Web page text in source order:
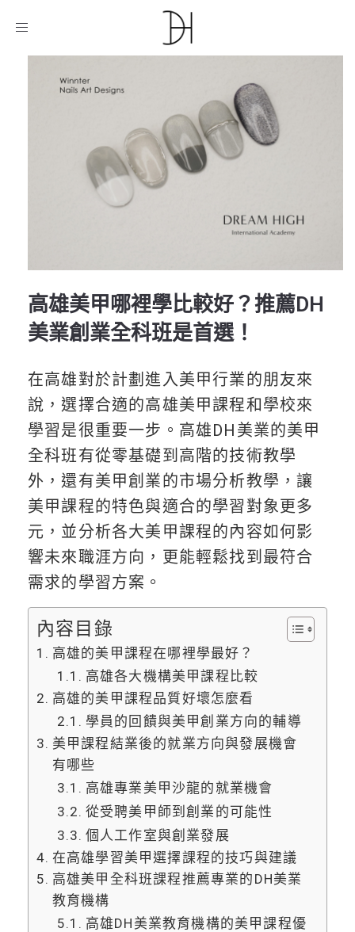
Toggle
課程介紹/
好？推薦DH美業創業全科班是首選！
高雄美甲哪裡學比較好？推薦DH
美業創業全科班是首選！
在高雄對於計劃進入美甲行業的朋友來
說，選擇合適的高雄美甲課程和學校來
學習是很重要一步。高雄DH美業的美甲
全科班有從零基礎到高階的技術教學
外，還有美甲創業的市場分析教學，讓
美甲課程的特色與適合的學習對象更多
元，並分析各大美甲課程的內容如何影
響未來職涯方向，更能輕鬆找到最符合
需求的學習方案。
內容目錄
高雄的美甲課程在哪裡學最好？
高雄各大機構美甲課程比較
高雄的美甲課程品質好壞怎麼看
學員的回饋與美甲創業方向的輔導
美甲課程結業後的就業方向與發展機會
有哪些
高雄專業美甲沙龍的就業機會
從受聘美甲師到創業的可能性
個人工作室與創業發展
在高雄學習美甲選擇課程的技巧與建議
高雄美甲全科班課程推薦專業的DH美業
教育機構
高雄DH美業教育機構的美甲課程優